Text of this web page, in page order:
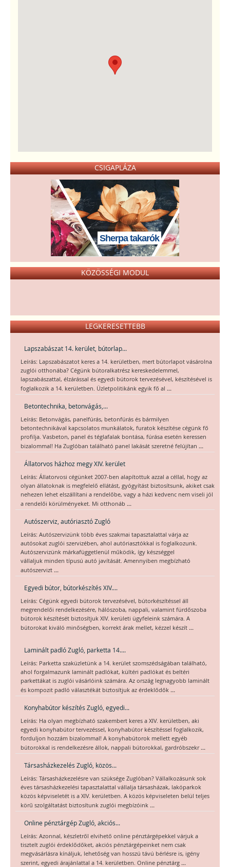
CSIGAPLÁZA
Sherpa takarók
KÖZÖSSÉGI MODUL
LEGKERESETTEBB
Lapszabászat 14. kerület, bútorlap...
Leírás: Lapszabászatot keres a 14. kerületben, mert bútorlapot vásárolna
zuglói otthonába? Cégünk bútoralkatrész kereskedelemmel,
lapszabászattal, élzárással és egyedi bútorok tervezésével, készítésével is
foglalkozik a 14. kerületben. Üzletpolitikánk egyik fő al ...
Betontechnika, betonvágás,...
Leírás: Betonvágás, panelfúrás, betonfúrás és bármilyen
betontechnikával kapcsolatos munkálatok, furatok készítése cégünk fő
profilja. Vasbeton, panel és téglafalak bontása, fúrása esetén keressen
bizalommal! Ha Zuglóban található panel lakását szeretné felújítan ...
Állatorvos házhoz megy XIV. kerület
Leírás: Állatorvosi cégünket 2007-ben alapítottuk azzal a céllal, hogy az
olyan állatoknak is megfelelő ellátást, gyógyítást biztosítsunk, akiket csak
nehezen lehet elszállítani a rendelőbe, vagy a házi kedvenc nem viseli jól
a rendelői körülményeket. Mi otthonáb ...
Autószerviz, autóriasztó Zugló
Leírás: Autószervizünk több éves szakmai tapasztalattal várja az
autósokat zuglói szervizében, ahol autóriasztókkal is foglalkozunk.
Autószervizünk márkafüggetlenül működik, így készséggel
vállaljuk minden típusú autó javítását. Amennyiben megbízható
autószervizt ...
Egyedi bútor, bútorkészítés XIV....
Leírás: Cégünk egyedi bútorok tervezésével, bútorkészítéssel áll
megrendelői rendelkezésére, hálószoba, nappali, valamint fürdőszoba
bútorok készítését biztosítjuk XIV. kerületi ügyfeleink számára. A
bútorokat kiváló minőségben, korrekt árak mellet, kézzel készít ...
Laminált padló Zugló, parketta 14....
Leírás: Parketta szaküzletünk a 14. kerület szomszédságában található,
ahol forgalmazunk laminált padlókat, kültéri padlókat és beltéri
parkettákat is zuglói vásárlóink számára. Az ország legnagyobb laminált
és kompozit padló választékát biztosítjuk az érdeklődők ...
Konyhabútor készítés Zugló, egyedi...
Leírás: Ha olyan megbízható szakembert keres a XIV. kerületben, aki
egyedi konyhabútor tervezéssel, konyhabútor készítéssel foglalkozik,
forduljon hozzám bizalommal! A konyhabútorok mellett egyéb
bútorokkal is rendelkezésre állok, nappali bútorokkal, gardróbszekr ...
Társasházkezelés Zugló, közös...
Leírás: Társasházkezelésre van szüksége Zuglóban? Vállalkozásunk sok
éves társasházkezelési tapasztalattal vállalja társasházak, lakóparkok
közös képviseletét is a XIV. kerületben. A közös képviseleten belül teljes
körű szolgáltatást biztosítunk zuglói megbízóink ...
Online pénztárgép Zugló, akciós...
Leírás: Azonnal, készletről elvihető online pénztárgépekkel várjuk a
tisztelt zuglói érdeklődőket, akciós pénztárgépeinket nem csak
megvásárlásra kínáljuk, lehetőség van hosszú távú bérlésre is, igény
szerint, egyedi árajánlattal a 14. kerületben. Online pénztárg ...